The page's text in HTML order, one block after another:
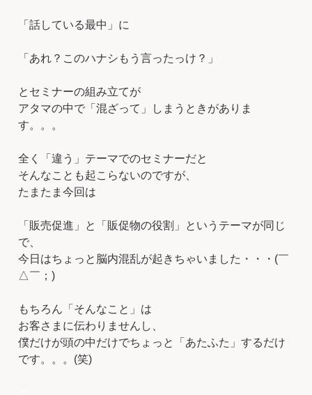
「話している最中」に
「あれ？このハナシもう言ったっけ？」
とセミナーの組み立てが
アタマの中で「混ざって」しまうときがありま
す。。。
全く「違う」テーマでのセミナーだと
そんなことも起こらないのですが、
たまたま今回は
「販売促進」と「販促物の役割」というテーマが同じ
で、
今日はちょっと脳内混乱が起きちゃいました・・・(￣
△￣；)
もちろん「そんなこと」は
お客さまに伝わりませんし、
僕だけが頭の中だけでちょっと「あたふた」するだけ
です。。。(笑)